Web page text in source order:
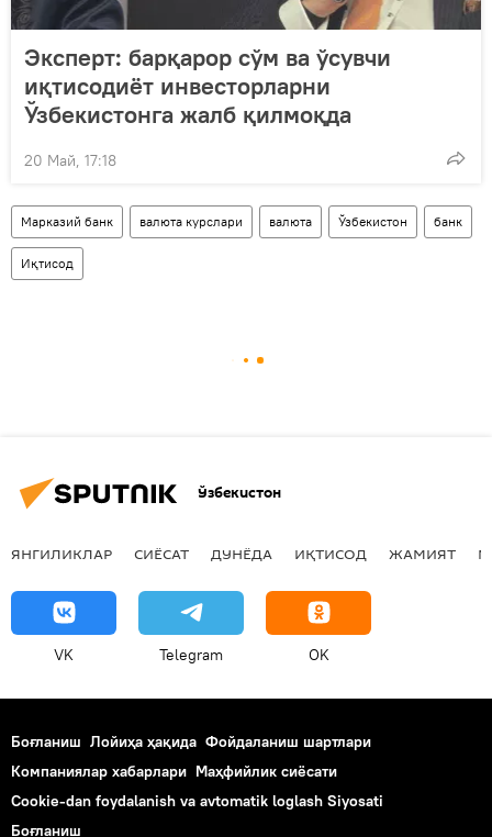
Эксперт: барқарор сўм ва ўсувчи
иқтисодиёт инвесторларни
Ўзбекистонга жалб қилмоқда
20 Май, 17:18
Марказий банк валюта курслари валюта Ўзбекистон банк
Иқтисод
Ўзбекистон
ЯНГИЛИКЛАР СИЁСАТ ДУНЁДА ИҚТИСОД ЖАМИЯТ
VK Telegram OK
Боғланиш Лойиҳа ҳақида Фойдаланиш шартлари
Компаниялар хабарлари Маҳфийлик сиёсати
Cookie-dan foydalanish va avtomatik loglash Siyosati
Боғланиш